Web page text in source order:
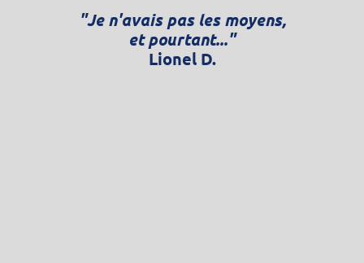
"Je n'avais pas les moyens,
et pourtant..."
Lionel D.